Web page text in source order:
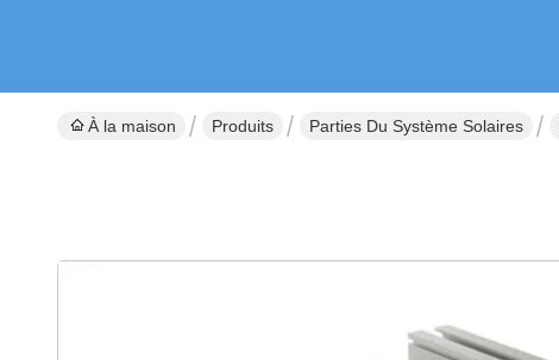
À la maison Produits Parties Du Système Solaires